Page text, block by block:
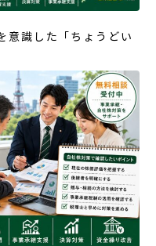
意識した「ちょうどい